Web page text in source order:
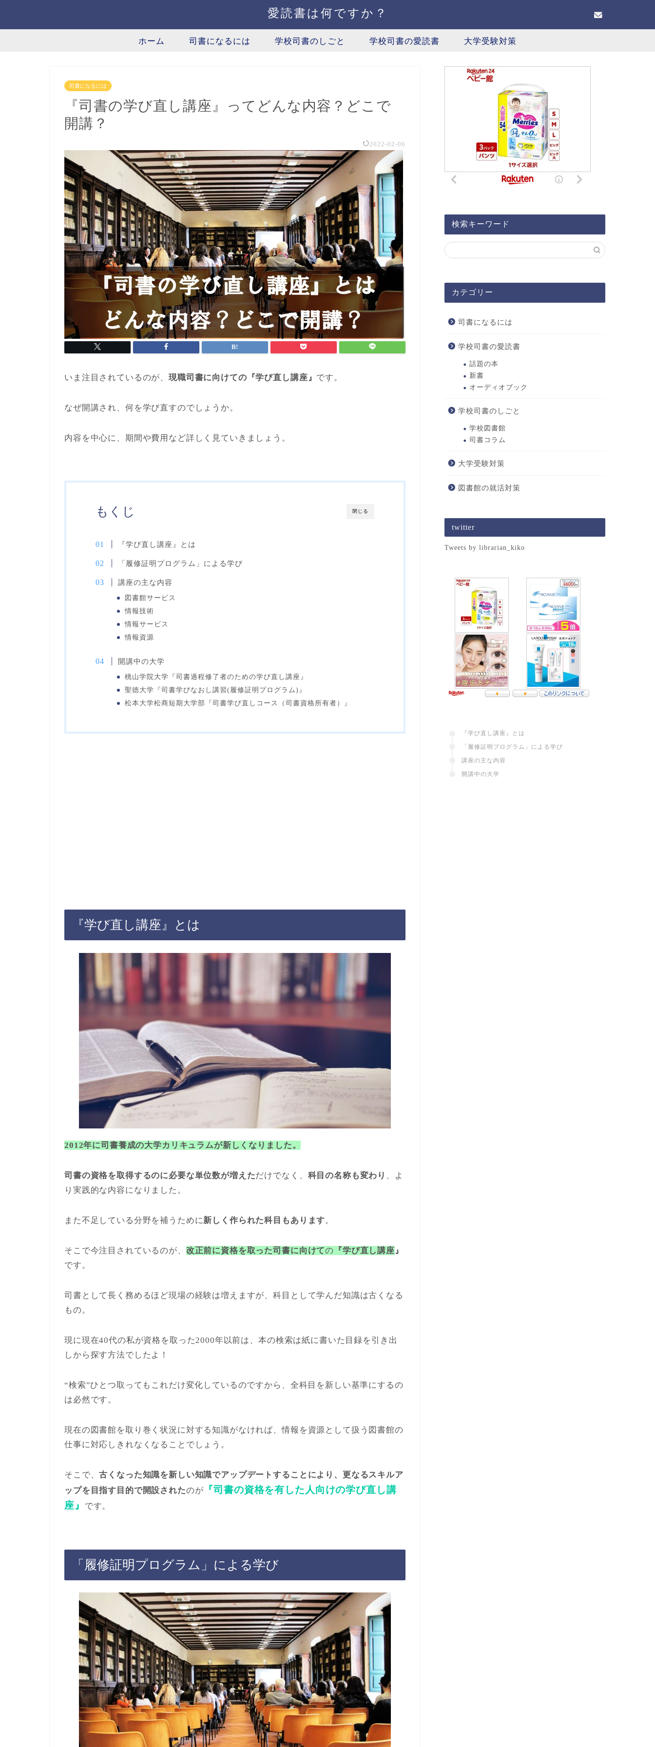
愛読書は何ですか？
ホーム 司書になるには 学校司書のしごと 学校司書の愛読書 大学受験対策
司書になるには
『司書の学び直し講座』ってどんな内容？どこで
開講？
2022-02-06
いま注目されているのが、現職司書に向けての『学び直し講座』 です。
なぜ開講され、何を学び直すのでしょうか。
内容を中心に、期間や費用など詳しく見ていきましょう。
閉じる
もくじ
『学び直し講座』とは
「履修証明プログラム」による学び
講座の主な内容
図書館サービス
情報技術
情報サービス
情報資源
開講中の大学
桃山学院大学 『司書過程修了者のための学び直し講座』
聖徳大学 『司書学びなおし講習(履修証明プログラム)』
松本大学松商短期大学部
『司書学び直しコース（司書資格所有者）』
『学び直し講座』とは
2012年に司書養成の大学カリキュラムが新しくなりました。
司書の資格を取得するのに必要な単位数が増えただけでなく、 科目の名称も変わり 、よ
り実践的な内容になりました。
また不足している分野を補うために新しく作られた科目もあります。
そこで今注目されているのが、 改正前に資格を取った司書に向けての 『学び直し講座』
です。
司書として長く務めるほど現場の経験は増えますが、科目として学んだ知識は古くなる
もの。
現に現在40代の私が資格を取った2000年以前は、本の検索は紙に書いた目録を引き出
しから探す方法でしたよ！
“検索”ひとつ取ってもこれだけ変化しているのですから、全科目を新しい基準にするの
は必然です。
現在の図書館を取り巻く状況に対する知識がなければ、情報を資源として扱う図書館の
仕事に対応しきれなくなることでしょう。
そこで、古くなった知識を新しい知識でアップデートすることにより、更なるスキルア
ップを目指す目的で開設されたのが
『司書の資格を有した人向けの学び直し講
座』
です。
「履修証明プログラム」による学び
検索キーワード
カテゴリー
司書になるには
学校司書の愛読書
話題の本
新書
オーディオブック
学校司書のしごと
学校図書館
司書コラム
大学受験対策
図書館の就活対策
twitter
Tweets by librarian_kiko
『学び直し講座』とは
「履修証明プログラム」による学び
講座の主な内容
開講中の大学